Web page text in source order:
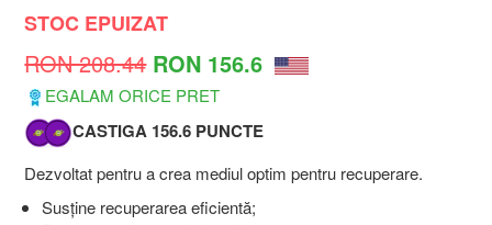
STOC EPUIZAT
RON 208.44 RON 156.6
EGALAM ORICE PRET
CASTIGA 156.6 PUNCTE
Dezvoltat pentru a crea mediul optim pentru recuperare.
Susține recuperarea eficientă;